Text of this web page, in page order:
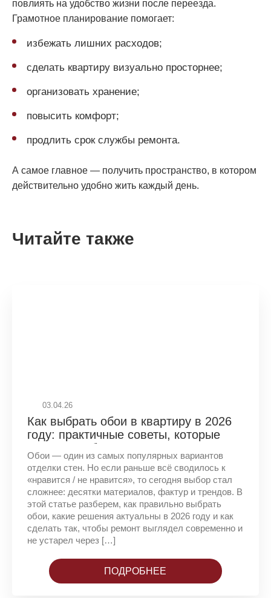
повлиять на удобство жизни после переезда.
Грамотное планирование помогает:
избежать лишних расходов;
сделать квартиру визуально просторнее;
организовать хранение;
повысить комфорт;
продлить срок службы ремонта.
А самое главное — получить пространство, в котором
действительно удобно жить каждый день.
Читайте также
03.04.26
Как выбрать обои в квартиру в 2026
году: практичные советы, которые
реально работают
Обои — один из самых популярных вариантов
отделки стен. Но если раньше всё сводилось к
«нравится / не нравится», то сегодня выбор стал
сложнее: десятки материалов, фактур и трендов. В
этой статье разберем, как правильно выбрать
обои, какие решения актуальны в 2026 году и как
сделать так, чтобы ремонт выглядел современно и
не устарел через […]
ПОДРОБНЕЕ